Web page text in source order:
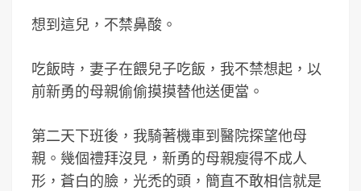
想到這兒，不禁鼻酸。
吃飯時，妻子在餵兒子吃飯，我不禁想起，以
前新勇的母親偷偷摸摸替他送便當。
第二天下班後，我騎著機車到醫院探望他母
親。幾個禮拜沒見，新勇的母親瘦得不成人
形，蒼白的臉，光禿的頭，簡直不敢相信就是